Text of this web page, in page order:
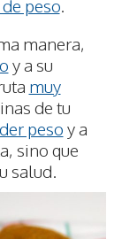
peso.
manera,
y a su
muy
de tu
peso y a
sino que
salud.